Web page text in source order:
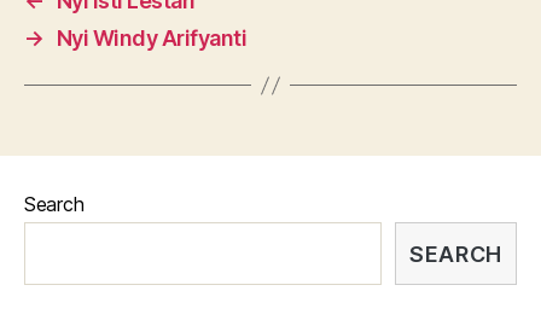
→
Nyi Windy Arifyanti
Search
SEARCH